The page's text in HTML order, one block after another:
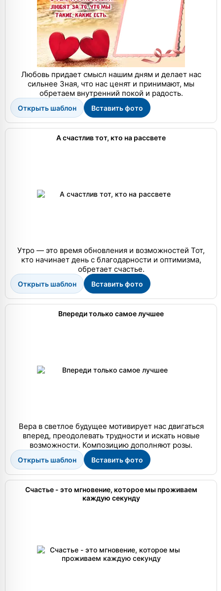
Любовь придает смысл нашим дням и делает нас
сильнее Зная, что нас ценят и принимают, мы
обретаем внутренний покой и радость.
Открыть шаблон Вставить фото
А счастлив тот, кто на рассвете
Утро — это время обновления и возможностей Тот,
кто начинает день с благодарности и оптимизма,
обретает счастье.
Открыть шаблон Вставить фото
Впереди только самое лучшее
Вера в светлое будущее мотивирует нас двигаться
вперед, преодолевать трудности и искать новые
возможности. Композицию дополняют розы.
Открыть шаблон Вставить фото
Счастье - это мгновение, которое мы проживаем
каждую секунду